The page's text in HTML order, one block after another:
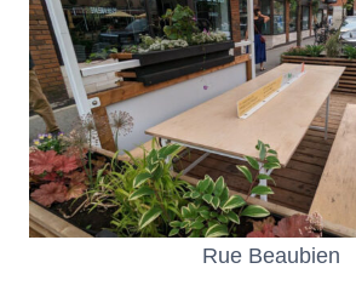
Rue Beaubien